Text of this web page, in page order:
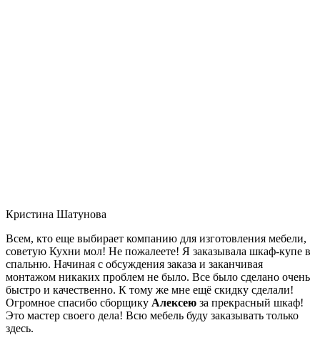
Кристина Шатунова
Всем, кто еще выбирает компанию для изготовления мебели,
советую Кухни мол! Не пожалеете! Я заказывала шкаф-купе в
спальню. Начиная с обсуждения заказа и заканчивая
монтажом никаких проблем не было. Все было сделано очень
быстро и качественно. К тому же мне ещё скидку сделали!
Огромное спасибо сборщику Алексею за прекрасный шкаф!
Это мастер своего дела! Всю мебель буду заказывать только
здесь.